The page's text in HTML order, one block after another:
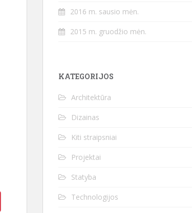
2016 m. sausio mėn.
2015 m. gruodžio mėn.
KATEGORIJOS
Architektūra
Dizainas
Kiti straipsniai
Projektai
Statyba
Technologijos